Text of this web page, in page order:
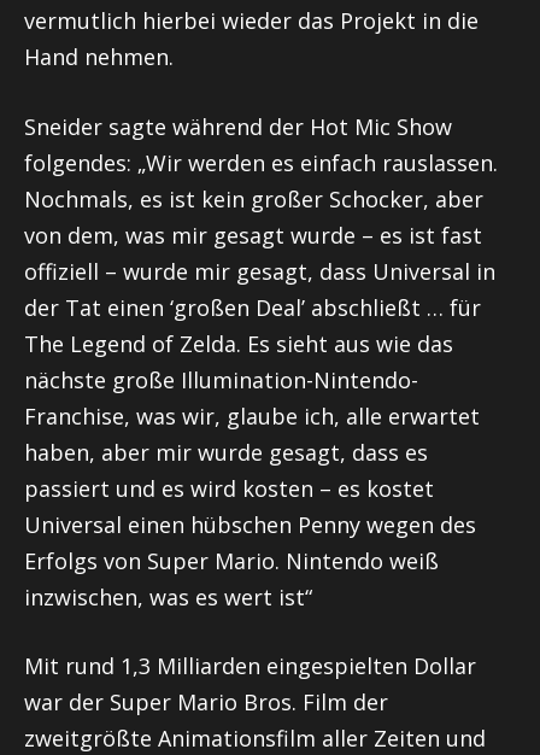
vermutlich hierbei wieder das Projekt in die
Hand nehmen.
Sneider sagte während der Hot Mic Show
folgendes: „Wir werden es einfach rauslassen.
Nochmals, es ist kein großer Schocker, aber
von dem, was mir gesagt wurde – es ist fast
offiziell – wurde mir gesagt, dass Universal in
der Tat einen ‘großen Deal’ abschließt … für
The Legend of Zelda. Es sieht aus wie das
nächste große Illumination-Nintendo-
Franchise, was wir, glaube ich, alle erwartet
haben, aber mir wurde gesagt, dass es
passiert und es wird kosten – es kostet
Universal einen hübschen Penny wegen des
Erfolgs von Super Mario. Nintendo weiß
inzwischen, was es wert ist“
Mit rund 1,3 Milliarden eingespielten Dollar
war der Super Mario Bros. Film der
zweitgrößte Animationsfilm aller Zeiten und